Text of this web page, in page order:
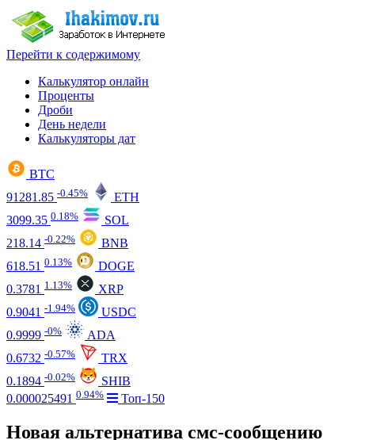
Перейти к содержимому
Калькулятор онлайн
Проценты
Дроби
День недели
Калькуляторы дат
BTC
91281.85 -0.45%
ETH
3099.35 0.18%
SOL
218.14 -0.22%
BNB
618.51 0.13%
DOGE
0.3781 1.13%
XRP
0.9041 -1.94%
USDC
0.9999 -0%
ADA
0.6732 -0.57%
TRX
0.1894 -0.02%
SHIB
0.000025491 0.94% Топ-150
Новая альтернатива смс-сообщению